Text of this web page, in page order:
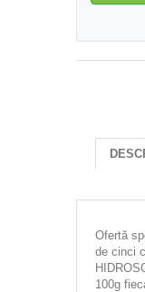
Ofertă
de cinci
100g